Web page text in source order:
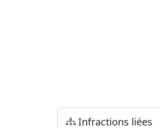
Infractions liées